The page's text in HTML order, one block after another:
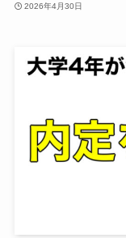
2026年4月30日